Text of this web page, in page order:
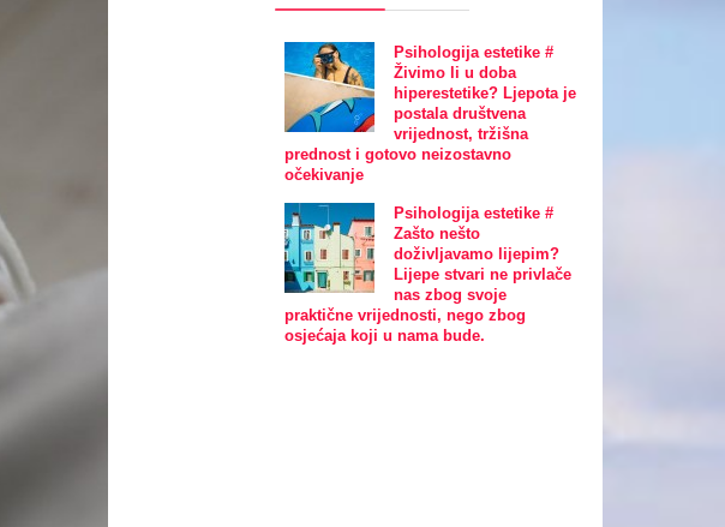
Psihologija estetike #
Živimo li u doba
hiperestetike? Ljepota je
postala društvena
vrijednost, tržišna
prednost i gotovo neizostavno
očekivanje
Psihologija estetike #
Zašto nešto
doživljavamo lijepim?
Lijepe stvari ne privlače
nas zbog svoje
praktične vrijednosti, nego zbog
osjećaja koji u nama bude.